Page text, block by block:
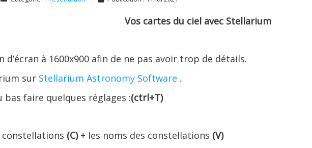
Vos cartes du ciel avec Stellarium
d’écran à 1600x900 afin de ne pas avoir trop de détails.
sur Stellarium Astronomy Software .
bas faire quelques réglages :(ctrl+T)
constellations (C) + les noms des constellations (V)